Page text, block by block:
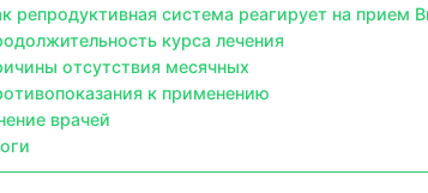
репродуктивная система реагирует на прием
курса лечения
отсутствия месячных
к применению
врачей